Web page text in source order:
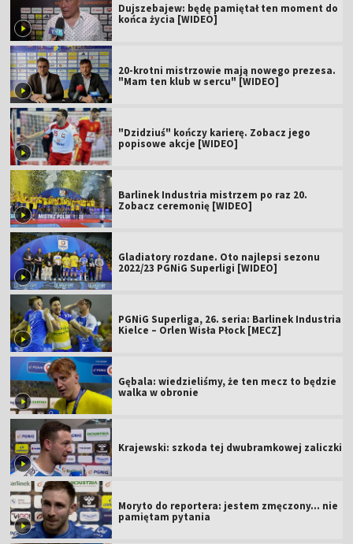
Dujszebajew: będę pamiętał ten moment do
końca życia [WIDEO]
20-krotni mistrzowie mają nowego prezesa.
"Mam ten klub w sercu" [WIDEO]
"Dzidziuś" kończy karierę. Zobacz jego
popisowe akcje [WIDEO]
Barlinek Industria mistrzem po raz 20.
Zobacz ceremonię [WIDEO]
Gladiatory rozdane. Oto najlepsi sezonu
2022/23 PGNiG Superligi [WIDEO]
PGNiG Superliga, 26. seria: Barlinek Industria
Kielce – Orlen Wisła Płock [MECZ]
Gębala: wiedzieliśmy, że ten mecz to będzie
walka w obronie
Krajewski: szkoda tej dwubramkowej zaliczki
Moryto do reportera: jestem zmęczony... nie
pamiętam pytania